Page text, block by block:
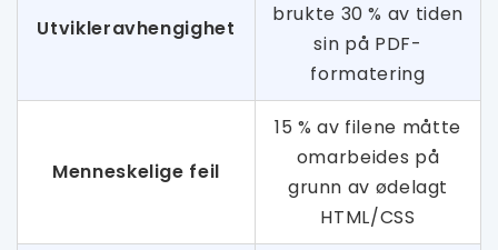
Utvikleravhengighet
brukte 30 % av tiden
sin på PDF-
formatering
Menneskelige feil
15 % av filene måtte
omarbeides på
grunn av ødelagt
HTML/CSS